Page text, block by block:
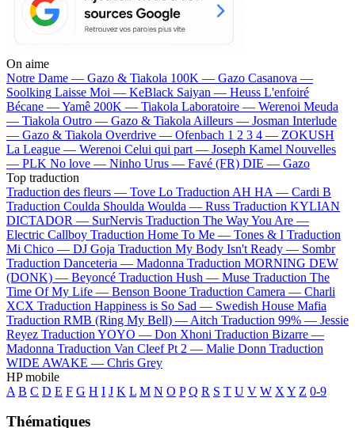
On aime
Notre Dame — Gazo & Tiakola 100K — Gazo Casanova —
Soolking Laisse Moi — KeBlack Saiyan — Heuss L'enfoiré
Bécane —Yamê 200K — Tiakola Laboratoire — Werenoi Meuda
— Tiakola Outro — Gazo & Tiakola Ailleurs — Josman Interlude
— Gazo & Tiakola Overdrive — Ofenbach 1 2 3 4 — ZOKUSH
La League — Werenoi Celui qui part — Joseph Kamel Nouvelles
— PLK No love — Ninho Urus — Favé (FR) DIE — Gazo
Top traduction
Traduction des fleurs — Tove Lo Traduction AH HA — Cardi B
Traduction Coulda Shoulda Woulda — Russ Traduction KYLIAN
DICTADOR — SurNervis Traduction The Way You Are —
Electric Callboy Traduction Home To Me — Tones & I Traduction
Mi Chico — DJ Goja Traduction My Body Isn't Ready — Sombr
Traduction Danceteria — Madonna Traduction MORNING DEW
(DONK) — Beyoncé Traduction Hush — Muse Traduction The
Time Of My Life — Benson Boone Traduction Camera — Charli
XCX Traduction Happiness is So Sad — Swedish House Mafia
Traduction RMB (Ring My Bell) — Aitch Traduction 99% — Jessie
Reyez Traduction YOYO — Don Xhoni Traduction Bizarre —
Madonna Traduction Van Cleef Pt 2 — Malie Donn Traduction
WIDE AWAKE — Chris Grey
HP mobile
A B C D E F G H I J K L M N O P Q R S T U V W X Y Z 0-9
Thématiques